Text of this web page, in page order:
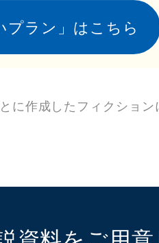
プラン」はこちら
に作成したフィクション